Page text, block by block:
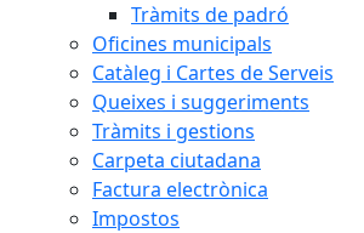
Tràmits de padró
Oficines municipals
Catàleg i Cartes de Serveis
Queixes i suggeriments
Tràmits i gestions
Carpeta ciutadana
Factura electrònica
Impostos